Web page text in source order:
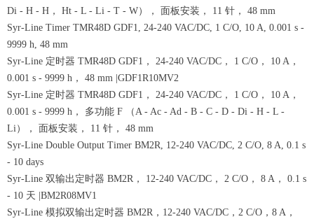
Di - H - H， Ht - L - Li - T - W）， 面板安装， 11 针， 48 mm
Syr-Line Timer TMR48D GDF1, 24-240 VAC/DC, 1 C/O, 10 A, 0.001 s -
9999 h, 48 mm
Syr-Line 定时器 TMR48D GDF1， 24-240 VAC/DC， 1 C/O， 10 A，
0.001 s - 9999 h， 48 mm |GDF1R10MV2
Syr-Line 定时器 TMR48D GDF1， 24-240 VAC/DC， 1 C/O， 10 A，
0.001 s - 9999 h， 多功能 F （A - Ac - Ad - B - C - D - Di - H - L -
Li）， 面板安装， 11 针， 48 mm
Syr-Line Double Output Timer BM2R, 12-240 VAC/DC, 2 C/O, 8 A, 0.1 s
- 10 days
Syr-Line 双输出定时器 BM2R， 12-240 VAC/DC， 2 C/O， 8 A， 0.1 s
- 10 天 |BM2R08MV1
Syr-Line 模拟双输出定时器 BM2R，12-240 VAC/DC，2 C/O，8 A，